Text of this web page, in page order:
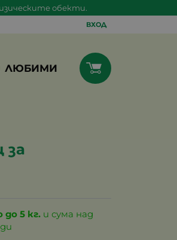
обекти.
ВХОД
ЛЮБИМИ
за
до 5 кг. и сума над